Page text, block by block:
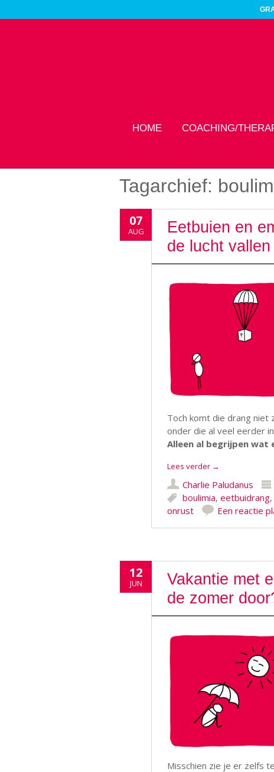
HOME COACHING/
Tagarchief:
07
AUG
Eetbuien en
de lucht vallen
Toch komt die drang niet
onder die al veel eerder
Alleen al begrijpen wat
Lees verder →
Charlie Paludanus
boulimia, eetbuidrang,
onrust
Een reactie
12
JUN
Vakantie met
de zomer
Misschien zie je er zelfs